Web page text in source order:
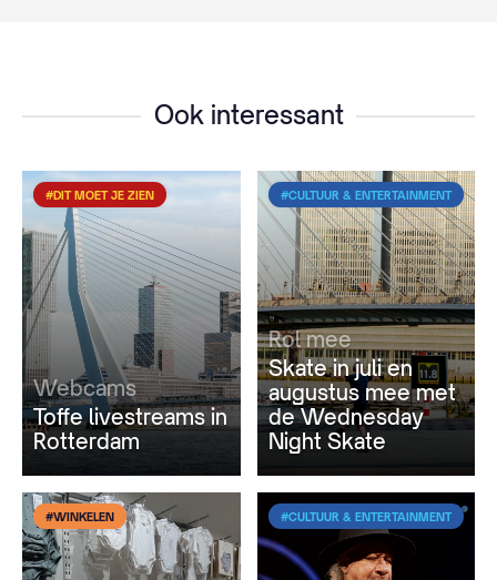
Ook interessant
#DIT MOET JE ZIEN
Webcams
Toffe livestreams in
Rotterdam
#CULTUUR & ENTERTAINMENT
Rol mee
Skate in juli en
augustus mee met
de Wednesday
Night Skate
#WINKELEN #CULTUUR & ENTERTAINMENT